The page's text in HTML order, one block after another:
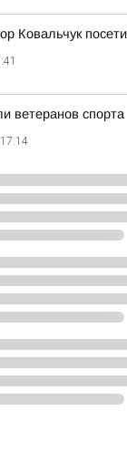
Ковальчук
ветеранов спорта